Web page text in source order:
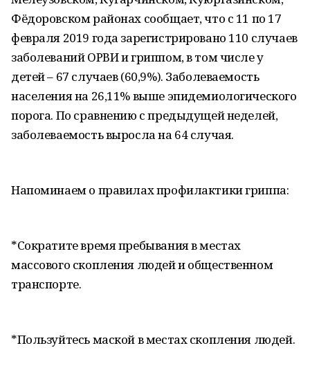
Фёдоровском районах сообщает, что с 11 по 17
февраля 2019 года зарегистрировано 110 случаев
заболеваний ОРВИ и гриппом, в том числе у
детей – 67 случаев (60,9%). Заболеваемость
населения на 26,11% выше эпидемиологического
порога. По сравнению с предыдущей неделей,
заболеваемость выросла на 64 случая.
Напоминаем о правилах профилактики гриппа:
*Сократите время пребывания в местах
массового скопления людей и общественном
транспорте.
*Пользуйтесь маской в местах скопления людей.